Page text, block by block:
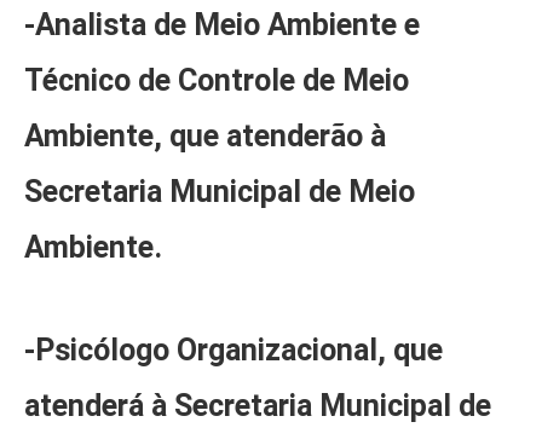
-Analista de Meio Ambiente e
Técnico de Controle de Meio
Ambiente, que atenderão à
Secretaria Municipal de Meio
Ambiente.
-Psicólogo Organizacional, que
atenderá à Secretaria Municipal de